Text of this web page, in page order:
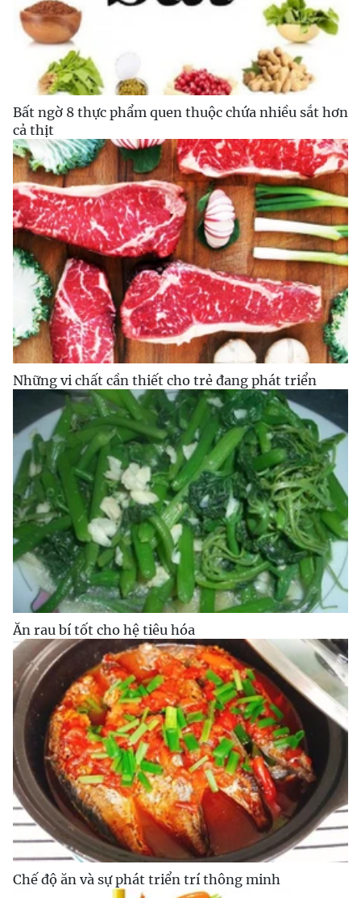
Bất ngờ 8 thực phẩm quen thuộc chứa nhiều sắt hơn
cả thịt
Những vi chất cần thiết cho trẻ đang phát triển
Ăn rau bí tốt cho hệ tiêu hóa
Chế độ ăn và sự phát triển trí thông minh